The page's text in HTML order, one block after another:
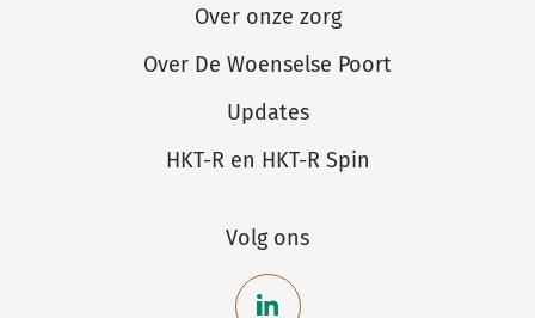
Over onze zorg
Over De Woenselse Poort
Updates
HKT-R en HKT-R Spin
Volg ons
Bekijk